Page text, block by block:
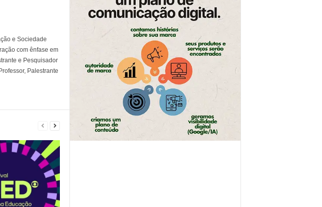
e Sociedade
com ênfase em
e Pesquisador
Palestrante